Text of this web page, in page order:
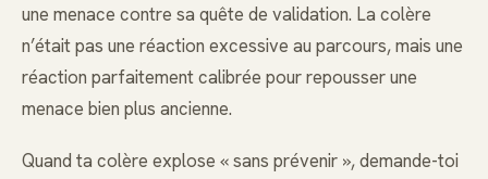
une menace contre sa quête de validation. La colère
n’était pas une réaction excessive au parcours, mais une
réaction parfaitement calibrée pour repousser une
menace bien plus ancienne.
Quand ta colère explose « sans prévenir », demande-toi